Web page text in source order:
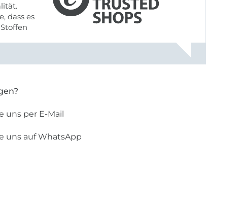
dass es
uns per E-Mail
uns auf WhatsApp